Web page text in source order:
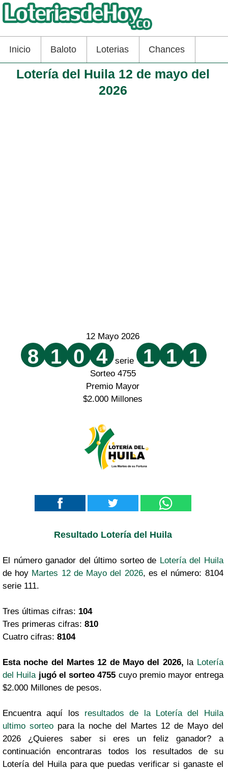
Inicio Baloto Loterias Chances
Lotería del Huila 12 de mayo del
2026
12 Mayo 2026
8 1 0 4 serie 1 1 1
Sorteo 4755
Premio Mayor
$2.000 Millones
Resultado Lotería del Huila
El número ganador del último sorteo de Lotería del Huila
de hoy Martes 12 de Mayo del 2026, es el número: 8104
serie 111.
Tres últimas cifras: 104
Tres primeras cifras: 810
Cuatro cifras: 8104
Esta noche del Martes 12 de Mayo del 2026, la Lotería
del Huila jugó el sorteo 4755 cuyo premio mayor entrega
$2.000 Millones de pesos.
Encuentra aquí los resultados de la Lotería del Huila
ultimo sorteopara la noche del Martes 12 de Mayo del
2026 ¿Quieres saber si eres un feliz ganador? a
continuación encontraras todos los resultados de su
Lotería del Huila para que puedas verificar si ganaste el